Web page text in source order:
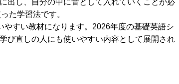
出し、自分の中に音として入れていくことが必
た学習法です。
すい教材になります。2026年度の基礎英語シ
び直しの人にも使いやすい内容として展開され